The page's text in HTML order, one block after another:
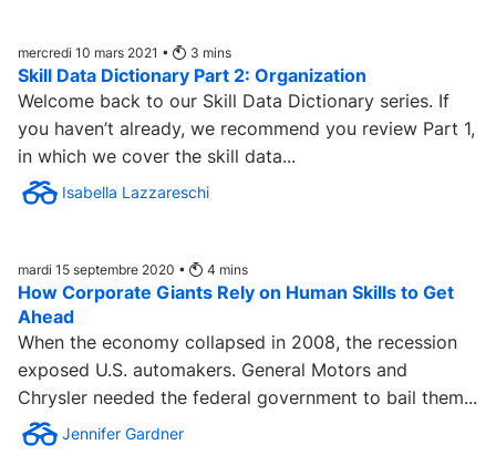
mercredi 10 mars 2021 • 3 mins
Skill Data Dictionary Part 2: Organization
Welcome back to our Skill Data Dictionary series. If
you haven’t already, we recommend you review Part 1,
in which we cover the skill data...
Isabella Lazzareschi
mardi 15 septembre 2020 • 4 mins
How Corporate Giants Rely on Human Skills to Get
Ahead
When the economy collapsed in 2008, the recession
exposed U.S. automakers. General Motors and
Chrysler needed the federal government to bail them...
Jennifer Gardner